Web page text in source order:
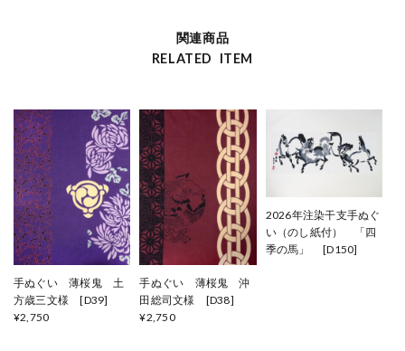
関連商品
RELATED ITEM
手ぬぐい 薄桜鬼 土
方歳三文様 [D39]
¥2,750
手ぬぐい 薄桜鬼 沖
田総司文様 [D38]
¥2,750
2026年注染干支手ぬぐ
い（のし紙付） 「四
季の馬」 [D150]